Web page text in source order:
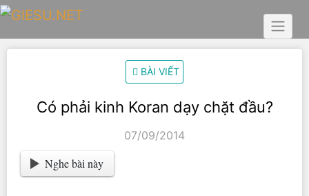
Skip
content
BÀI VIẾT
Có phải kinh Koran dạy chặt đầu?
07/09/2014
Nghe bài này